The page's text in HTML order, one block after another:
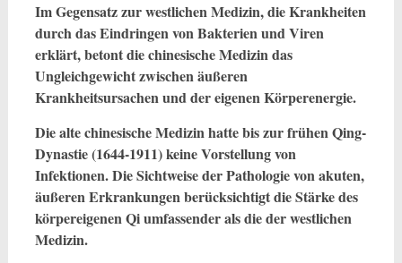
Im Gegensatz zur westlichen Medizin, die Krankheiten
durch das Eindringen von Bakterien und Viren
erklärt, betont die chinesische Medizin das
Ungleichgewicht zwischen äußeren
Krankheitsursachen und der eigenen Körperenergie.
Die alte chinesische Medizin hatte bis zur frühen Qing-
Dynastie (1644-1911) keine Vorstellung von
Infektionen. Die Sichtweise der Pathologie von akuten,
äußeren Erkrankungen berücksichtigt die Stärke des
körpereigenen Qi umfassender als die der westlichen
Medizin.